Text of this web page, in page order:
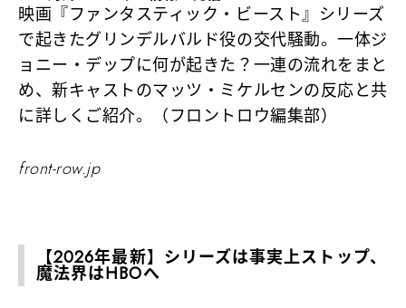
映画『ファンタスティック・ビースト』シリーズ
で起きたグリンデルバルド役の交代騒動。一体ジ
ョニー・デップに何が起きた？一連の流れをまと
め、新キャストのマッツ・ミケルセンの反応と共
に詳しくご紹介。（フロントロウ編集部）
front-row.jp
【2026年最新】シリーズは事実上ストップ、
魔法界はHBOへ